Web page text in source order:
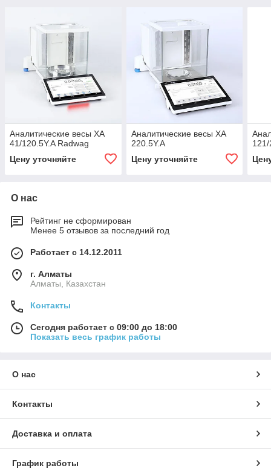
Аналитические весы XA
41/120.5Y.A Radwag
Цену уточняйте
Аналитические весы XA
220.5Y.A
Цену уточняйте
121/
О нас
Рейтинг не сформирован
Менее 5 отзывов за последний год
Работает с 14.12.2011
г. Алматы
Алматы, Казахстан
Контакты
Сегодня работает с 09:00 до 18:00
Показать весь график работы
О нас
Контакты
Доставка и оплата
График работы